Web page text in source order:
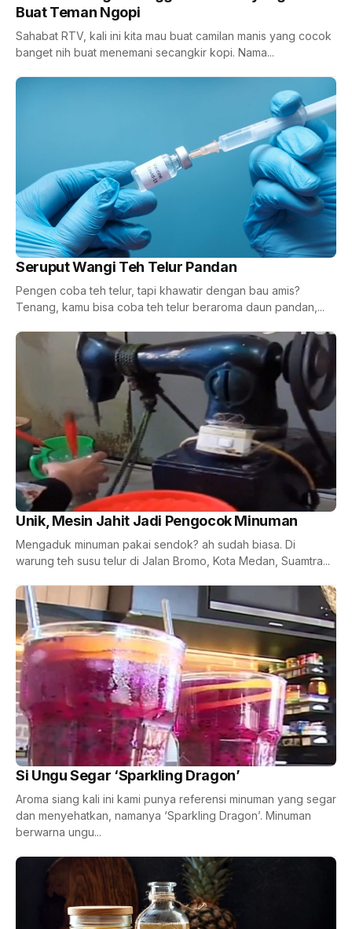
Buat Teman Ngopi
Sahabat RTV, kali ini kita mau buat camilan manis yang cocok
banget nih buat menemani secangkir kopi. Nama...
Seruput Wangi Teh Telur Pandan
Pengen coba teh telur, tapi khawatir dengan bau amis?
Tenang, kamu bisa coba teh telur beraroma daun pandan,...
Unik, Mesin Jahit Jadi Pengocok Minuman
Mengaduk minuman pakai sendok? ah sudah biasa. Di
warung teh susu telur di Jalan Bromo, Kota Medan, Suamtra...
Si Ungu Segar ‘Sparkling Dragon’
Aroma siang kali ini kami punya referensi minuman yang segar
dan menyehatkan, namanya ‘Sparkling Dragon’. Minuman
berwarna ungu...